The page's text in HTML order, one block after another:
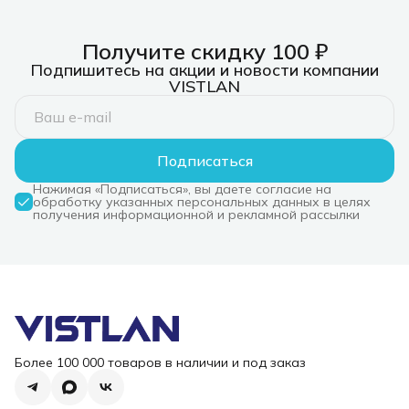
Получите скидку 100 ₽
Подпишитесь на акции и новости компании
VISTLAN
Подписаться
Нажимая «Подписаться», вы даете согласие на
обработку указанных персональных данных в целях
получения информационной и рекламной рассылки
Более 100 000 товаров в наличии и под заказ